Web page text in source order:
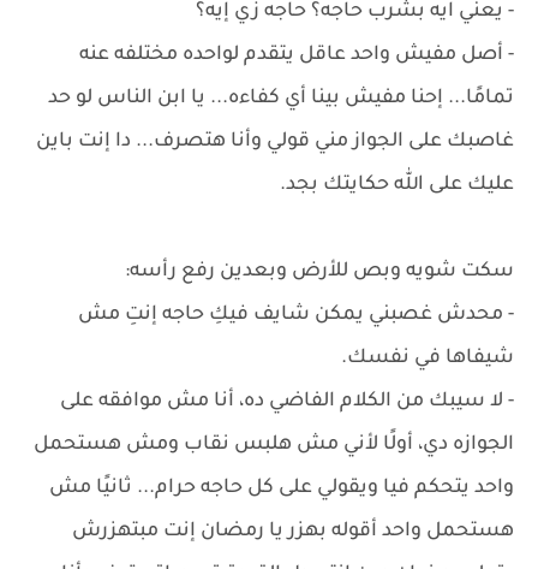
- يعني ايه بشرب حاجه؟ حاجه زي إيه؟
- أصل مفيش واحد عاقل يتقدم لواحده مختلفه عنه
تمامًا... إحنا مفيش بينا أي كفاءه... يا ابن الناس لو حد
غاصبك على الجواز مني قولي وأنا هتصرف... دا إنت باين
عليك على الله حكايتك بجد.
سكت شويه وبص للأرض وبعدين رفع رأسه:
- محدش غصبني يمكن شايف فيكِ حاجه إنتِ مش
شيفاها في نفسك.
- لا سيبك من الكلام الفاضي ده، أنا مش موافقه على
الجوازه دي، أولًا لأني مش هلبس نقاب ومش هستحمل
واحد يتحكم فيا ويقولي على كل حاجه حرام... ثانيًا مش
هستحمل واحد أقوله بهزر يا رمضان إنت مبتهزرش